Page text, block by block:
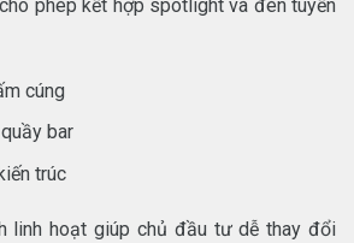
phép kết hợp spotlight và đèn tuyến
cúng
bar
trúc
linh hoạt giúp chủ đầu tư dễ thay đổi